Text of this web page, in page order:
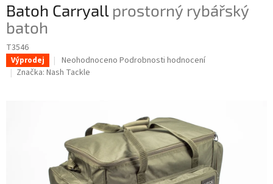
Batoh Carryall prostorný rybářský
batoh
T3546
Výprodej
Průměrné
hodnocení
hvězdiček.
Neohodnoceno Podrobnosti hodnocení
Značka: Nash Tackle